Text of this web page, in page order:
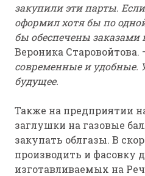
закупили эти парты.
оформил хотя бы по
бы обеспечены заказами
Вероника Старовойтова.
современные и удобные.
будущее.
Также на предприятии
заглушки на газовые
закупать облгазы. В
производить и фасовку
изготавливаемых на